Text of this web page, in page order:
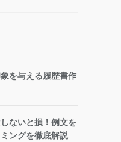
を与える履歴書作
ないと損！例文を
ングを徹底解説